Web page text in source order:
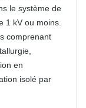
le système de
1 kV ou moins.
comprenant
en
isolé par